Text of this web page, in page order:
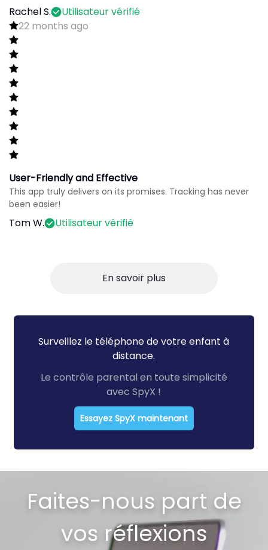
Rachel S.
Utilisateur vérifié
22 months ago
User-Friendly and Effective
This app truly delivers on its promises. Tracking has never
been easier!
Tom W. Utilisateur vérifié
En savoir plus
Surveillez le téléphone de votre enfant à
distance.
Le contrôle parental en toute simplicité
avec SpyX !
Essayez SpyX maintenant
Faites-nous part de
vos réflexions